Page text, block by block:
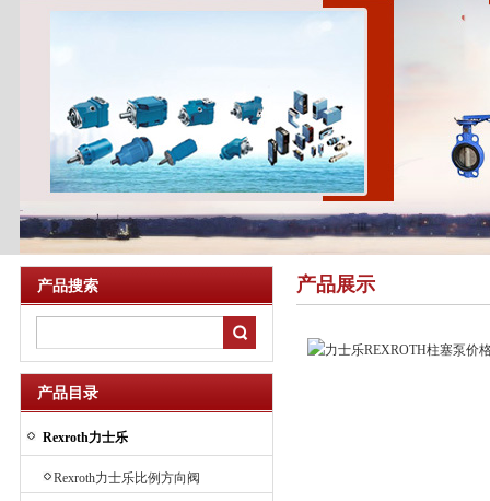
产品搜索
产品目录
Rexroth力士乐
Rexroth力士乐比例方向阀
产品展示